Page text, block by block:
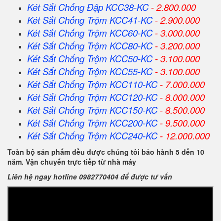
Két Sắt Chống Đập KCC38-KC- 2.800.000
Két Sắt Chống Trộm KCC41-KC- 2.900.000
Két Sắt Chống Trộm KCC60-KC- 3.000.000
Két Sắt Chống Trộm KCC80-KC- 3.200.000
Két Sắt Chống Trộm KCC50-KC- 3.100.000
Két Sắt Chống Trộm KCC55-KC- 3.100.000
Két Sắt Chống Trộm KCC110-KC- 7.000.000
Két Sắt Chống Trộm KCC120-KC- 8.000.000
Két Sắt Chống Trộm KCC150-KC- 8.500.000
Két Sắt Chống Trộm KCC200-KC- 9.500.000
Két Sắt Chống Trộm KCC240-KC- 12.000.000
Toàn bộ sản phẩm đều được chúng tôi bảo hành 5 đến 10
năm. Vận chuyển trực tiếp từ nhà máy
Liên hệ ngay hotline 0982770404 để được tư vấn